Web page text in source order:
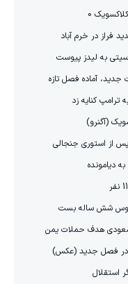
فراز در خرم آباد
به لیدز پیوست
جدید، آماده فصل تازه
ترامپ کنایه زد
(آگنرو)
از استوری جنجالی
دیامونده
شش ساله بست
سعودی هدف حملات یمن
در فصل جدید (عکس)
استقلال